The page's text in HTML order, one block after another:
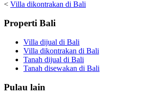
< Villa dikontrakan di Bali
Properti Bali
Villa dijual di Bali
Villa dikontrakan di Bali
Tanah dijual di Bali
Tanah disewakan di Bali
Pulau lain